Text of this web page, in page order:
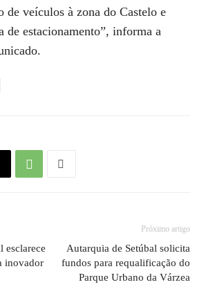
de veículos à zona do Castelo e
de estacionamento”, informa a
esclarece
inovador
Próximo artigo
Autarquia de Setúbal solicita
fundos para requalificação do
Parque Urbano da Várzea